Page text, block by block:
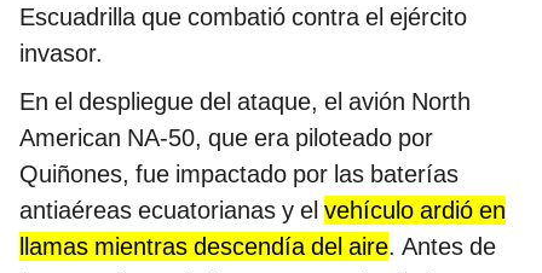
Escuadrilla que combatió contra el ejército
invasor.
En el despliegue del ataque, el avión North
American NA-50, que era piloteado por
Quiñones, fue impactado por las baterías
antiaéreas ecuatorianas y el vehículo ardió en
llamas mientras descendía del aire. Antes de